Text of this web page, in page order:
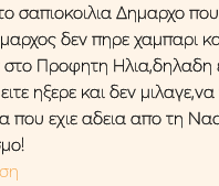
σαπιοκοιλια Δημαρχο
δεν πηρε χαμπαρι
στο Προφητη Ηλια,δηλαδη
ηξερε και δεν μιλαγε,να
που εχιε αδεια απο τη